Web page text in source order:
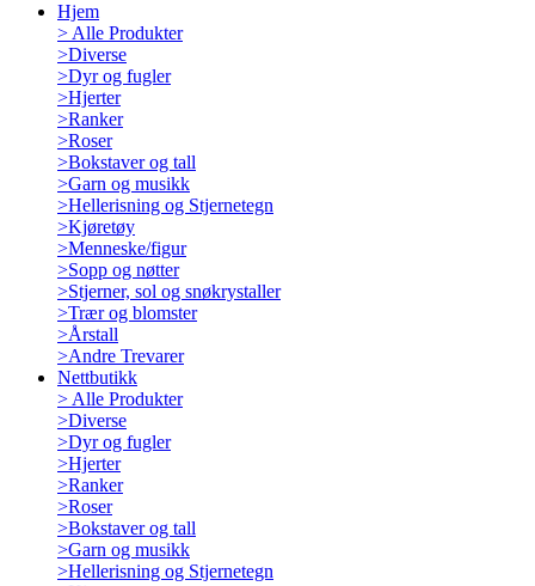
Hjem
> Alle Produkter
>Diverse
>Dyr og fugler
>Hjerter
>Ranker
>Roser
>Bokstaver og tall
>Garn og musikk
>Hellerisning og Stjernetegn
>Kjøretøy
>Menneske/figur
>Sopp og nøtter
>Stjerner, sol og snøkrystaller
>Trær og blomster
>Årstall
>Andre Trevarer
Nettbutikk
> Alle Produkter
>Diverse
>Dyr og fugler
>Hjerter
>Ranker
>Roser
>Bokstaver og tall
>Garn og musikk
>Hellerisning og Stjernetegn